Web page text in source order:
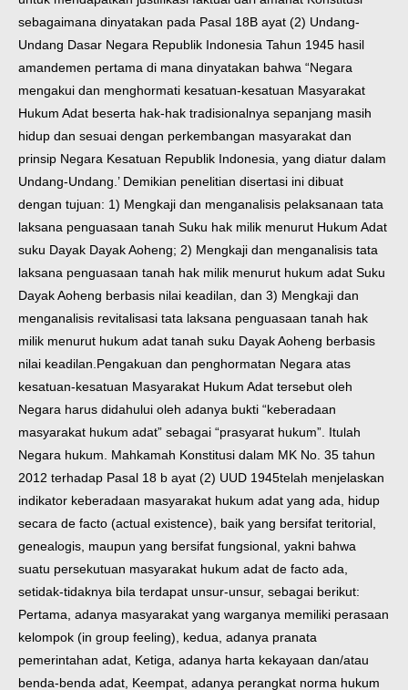
sebagaimana dinyatakan pada Pasal 18B ayat (2) Undang-
Undang Dasar Negara Republik Indonesia Tahun 1945 hasil
amandemen pertama di mana dinyatakan bahwa “Negara
mengakui dan menghormati kesatuan-kesatuan Masyarakat
Hukum Adat beserta hak-hak tradisionalnya sepanjang masih
hidup dan sesuai dengan perkembangan masyarakat dan
prinsip Negara Kesatuan Republik Indonesia, yang diatur dalam
Undang-Undang.’ Demikian penelitian disertasi ini dibuat
dengan tujuan: 1) Mengkaji dan menganalisis pelaksanaan tata
laksana penguasaan tanah Suku hak milik menurut Hukum Adat
suku Dayak Dayak Aoheng; 2) Mengkaji dan menganalisis tata
laksana penguasaan tanah hak milik menurut hukum adat Suku
Dayak Aoheng berbasis nilai keadilan, dan 3) Mengkaji dan
menganalisis revitalisasi tata laksana penguasaan tanah hak
milik menurut hukum adat tanah suku Dayak Aoheng berbasis
nilai keadilan. Pengakuan dan penghormatan Negara atas
kesatuan-kesatuan Masyarakat Hukum Adat tersebut oleh
Negara harus didahului oleh adanya bukti “keberadaan
masyarakat hukum adat” sebagai “prasyarat hukum”. Itulah
Negara hukum. Mahkamah Konstitusi dalam MK No. 35 tahun
2012 terhadap Pasal 18 b ayat (2) UUD 1945telah menjelaskan
indikator keberadaan masyarakat hukum adat yang ada, hidup
secara de facto (actual existence), baik yang bersifat teritorial,
genealogis, maupun yang bersifat fungsional, yakni bahwa
suatu persekutuan masyarakat hukum adat de facto ada,
setidak-tidaknya bila terdapat unsur-unsur, sebagai berikut:
Pertama, adanya masyarakat yang warganya memiliki perasaan
kelompok (in group feeling), kedua, adanya pranata
pemerintahan adat, Ketiga, adanya harta kekayaan dan/atau
benda-benda adat, Keempat, adanya perangkat norma hukum